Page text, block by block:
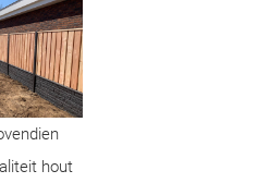
hout